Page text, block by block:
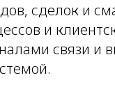
сделок и
и
связи и